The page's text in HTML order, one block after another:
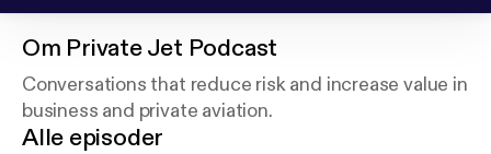
Om Private Jet Podcast
Conversations that reduce risk and increase value in
business and private aviation.
Alle episoder